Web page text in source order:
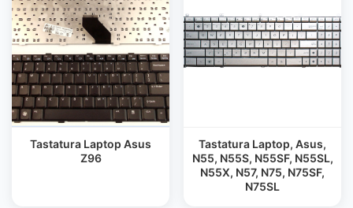
Tastatura Laptop Asus
Z96
Tastatura Laptop, Asus,
N55, N55S, N55SF, N55SL,
N55X, N57, N75, N75SF,
N75SL